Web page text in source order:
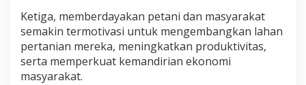
Ketiga, memberdayakan petani dan masyarakat
semakin termotivasi untuk mengembangkan lahan
pertanian mereka, meningkatkan produktivitas,
serta memperkuat kemandirian ekonomi
masyarakat.